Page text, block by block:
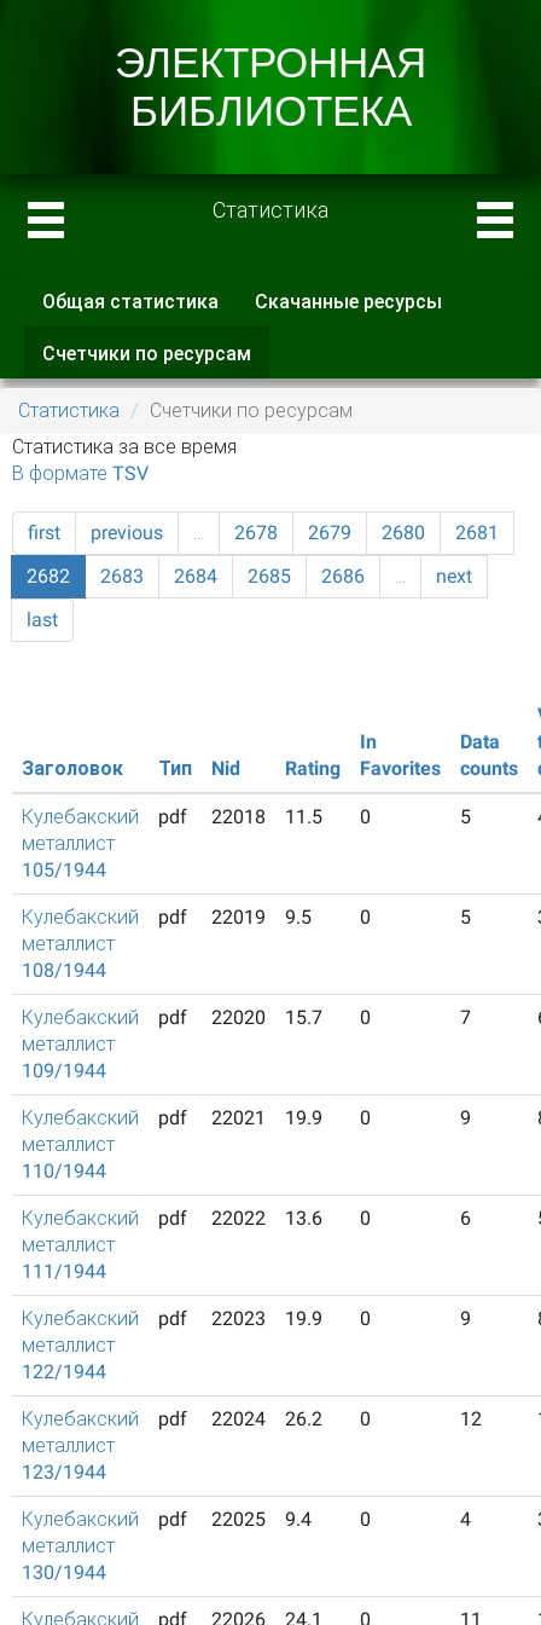
Статистика
Главные вкладки
Общая статистика Скачанные ресурсы
Счетчики по ресурсам
вкладка)
Статистика
Счетчики по ресурсам
Статистика за все время
В формате TSV
first previous … 2678 2679 2680
2681
2682
2683 2684 2685 2686 …
next
last
Заголовок Тип Nid Rating
In
Favorites
Data
counts
Кулебакский
металлист
105/1944
pdf 22018 11.5 0 5
Кулебакский
металлист
108/1944
pdf 22019 9.5 0 5
Кулебакский
металлист
109/1944
pdf 22020 15.7 0 7
Кулебакский
металлист
110/1944
pdf 22021 19.9 0 9
Кулебакский
металлист
111/1944
pdf 22022 13.6 0 6
Кулебакский
металлист
122/1944
pdf 22023 19.9 0 9
Кулебакский
металлист
123/1944
pdf 22024 26.2 0 12
Кулебакский
металлист
130/1944
pdf 22025 9.4 0 4
Кулебакский pdf 22026 24.1 0 11